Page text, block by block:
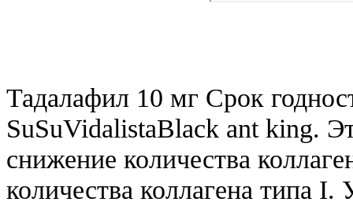
Тадалафил 10 мг Срок
SuSuVidalistaBlack ant king.
снижение количества
количества коллагена типа